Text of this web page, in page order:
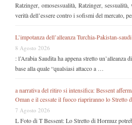
Ratzinger, omosessualità, Ratzinger,
verità dell’essere contro i sofismi del mercato,
L’impotanza dell’alleanza Turchia-Pakistan-saudi
8 Agosto 2026
: l’Arabia Saudita ha appena stretto
base alla quale “qualsiasi attacco a …
a narrativa del ritiro si intensifica: Bessent
Oman e il cessate il fuoco riapriranno lo Stretto
7 Agosto 2026
L Foto di T Bessent: Lo Stretto di Hormuz